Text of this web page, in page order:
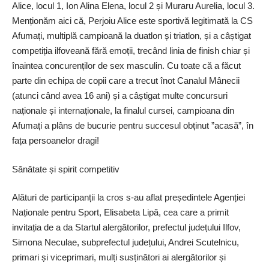
Alice, locul 1, Ion Alina Elena, locul 2 și Muraru Aurelia, locul 3.
Menționăm aici că, Perjoiu Alice este sportivă legitimată la CS
Afumați, multiplă campioană la duatlon și triatlon, și a câștigat
competiția ilfoveană fără emoții, trecând linia de finish chiar și
înaintea concurenților de sex masculin. Cu toate că a făcut
parte din echipa de copii care a trecut înot Canalul Mânecii
(atunci când avea 16 ani) și a câștigat multe concursuri
naționale și internaționale, la finalul cursei, campioana din
Afumați a plâns de bucurie pentru succesul obținut ”acasă”, în
fața persoanelor dragi!
Sănătate și spirit competitiv
Alături de participanții la cros s-au aflat pre­ședintele Agenției
Națio­nale pentru Sport, Elisabeta Lipă, cea care a primit
invitația de a da Startul alergătorilor, prefectul județului Ilfov,
Simona Neculae, subprefectul județului, Andrei Scutelnicu,
primari și viceprimari, mulți susținători ai alergătorilor și